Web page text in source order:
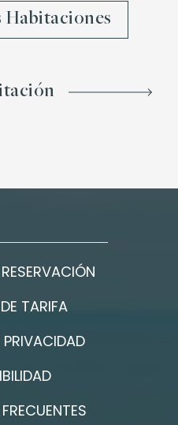
Habitaciones
TARIFA